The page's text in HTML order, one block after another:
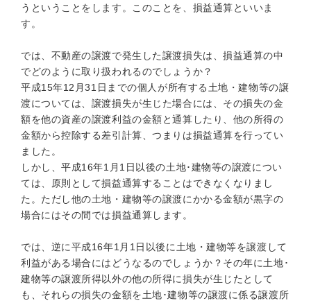
うということをします。このことを、損益通算といいま
す。
では、不動産の譲渡で発生した譲渡損失は、損益通算の中
でどのように取り扱われるのでしょうか？
平成15年12月31日までの個人が所有する土地・建物等の譲
渡については、譲渡損失が生じた場合には、その損失の金
額を他の資産の譲渡利益の金額と通算したり、他の所得の
金額から控除する差引計算、つまりは損益通算を行ってい
ました。
しかし、平成16年1月1日以後の土地･建物等の譲渡につい
ては、原則として損益通算することはできなくなりまし
た。ただし他の土地・建物等の譲渡にかかる金額が黒字の
場合にはその間では損益通算します。
では、逆に平成16年1月1日以後に土地・建物等を譲渡して
利益がある場合にはどうなるのでしょうか？その年に土地･
建物等の譲渡所得以外の他の所得に損失が生じたとして
も、それらの損失の金額を土地･建物等の譲渡に係る譲渡所